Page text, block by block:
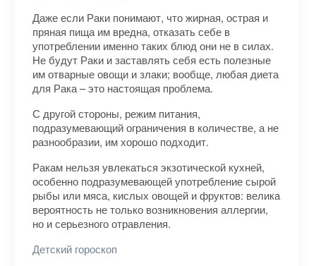
Даже если Раки понимают, что жирная, острая и
пряная пища им вредна, отказать себе в
употреблении именно таких блюд они не в силах.
Не будут Раки и заставлять себя есть полезные
им отварные овощи и злаки; вообще, любая диета
для Рака – это настоящая проблема.
С другой стороны, режим питания,
подразумевающий ограничения в количестве, а не
разнообразии, им хорошо подходит.
Ракам нельзя увлекаться экзотической кухней,
особенно подразумевающей употребление сырой
рыбы или мяса, кислых овощей и фруктов: велика
вероятность не только возникновения аллергии,
но и серьезного отравления.
Детский гороскоп